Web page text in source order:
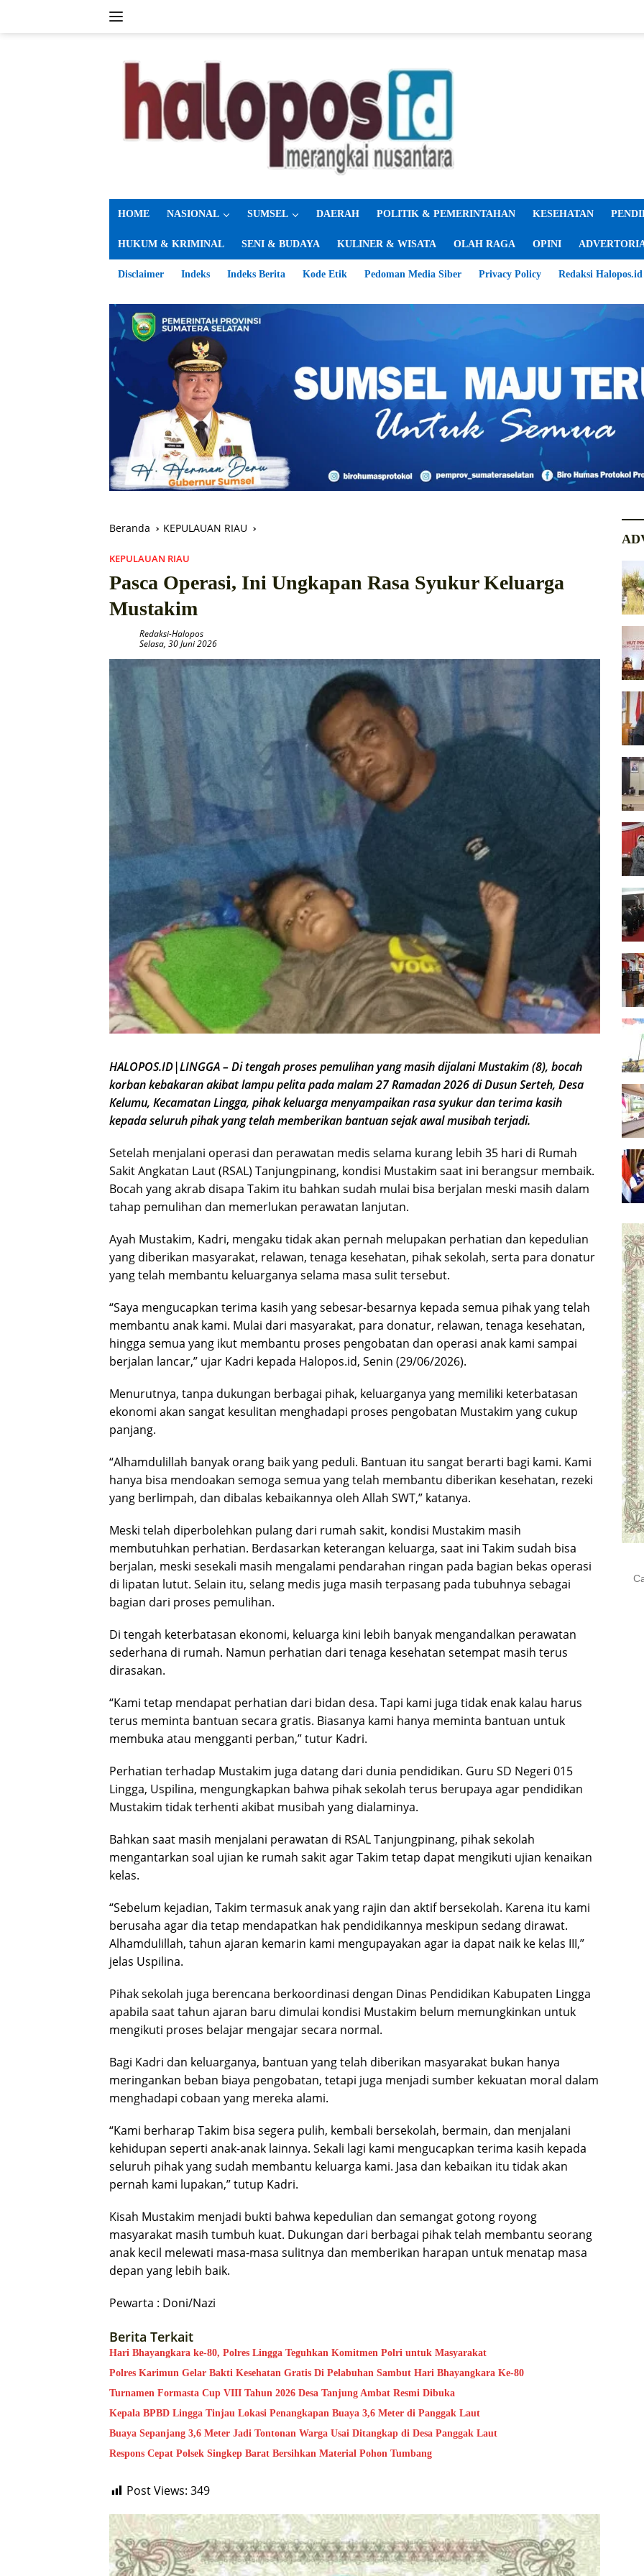
HOME NASIONAL SUMSEL DAERAH POLITIK & PEMERINTAHAN KESEHATAN
HUKUM & KRIMINAL SENI & BUDAYA KULINER & WISATA OLAH RAGA OPINI
Disclaimer Indeks Indeks Berita Kode Etik Pedoman Media Siber Privacy Policy Redaksi Halopos.id
Beranda KEPULAUAN RIAU
KEPULAUAN RIAU
Pasca Operasi, Ini Ungkapan Rasa Syukur Keluarga
Mustakim
Redaksi-Halopos
Selasa, 30 Juni 2026
HALOPOS.ID|LINGGA – Di tengah proses pemulihan yang masih dijalani Mustakim (8), bocah
korban kebakaran akibat lampu pelita pada malam 27 Ramadan 2026 di Dusun Serteh, Desa
Kelumu, Kecamatan Lingga, pihak keluarga menyampaikan rasa syukur dan terima kasih
kepada seluruh pihak yang telah memberikan bantuan sejak awal musibah terjadi.
Setelah menjalani operasi dan perawatan medis selama kurang lebih 35 hari di Rumah
Sakit Angkatan Laut (RSAL) Tanjungpinang, kondisi Mustakim saat ini berangsur membaik.
Bocah yang akrab disapa Takim itu bahkan sudah mulai bisa berjalan meski masih dalam
tahap pemulihan dan memerlukan perawatan lanjutan.
Ayah Mustakim, Kadri, mengaku tidak akan pernah melupakan perhatian dan kepedulian
yang diberikan masyarakat, relawan, tenaga kesehatan, pihak sekolah, serta para donatur
yang telah membantu keluarganya selama masa sulit tersebut.
“Saya mengucapkan terima kasih yang sebesar-besarnya kepada semua pihak yang telah
membantu anak kami. Mulai dari masyarakat, para donatur, relawan, tenaga kesehatan,
hingga semua yang ikut membantu proses pengobatan dan operasi anak kami sampai
berjalan lancar,” ujar Kadri kepada Halopos.id, Senin (29/06/2026).
Menurutnya, tanpa dukungan berbagai pihak, keluarganya yang memiliki keterbatasan
ekonomi akan sangat kesulitan menghadapi proses pengobatan Mustakim yang cukup
panjang.
“Alhamdulillah banyak orang baik yang peduli. Bantuan itu sangat berarti bagi kami. Kami
hanya bisa mendoakan semoga semua yang telah membantu diberikan kesehatan, rezeki
yang berlimpah, dan dibalas kebaikannya oleh Allah SWT,” katanya.
Meski telah diperbolehkan pulang dari rumah sakit, kondisi Mustakim masih
membutuhkan perhatian. Berdasarkan keterangan keluarga, saat ini Takim sudah bisa
berjalan, meski sesekali masih mengalami pendarahan ringan pada bagian bekas operasi
di lipatan lutut. Selain itu, selang medis juga masih terpasang pada tubuhnya sebagai
bagian dari proses pemulihan.
Di tengah keterbatasan ekonomi, keluarga kini lebih banyak mengandalkan perawatan
sederhana di rumah. Namun perhatian dari tenaga kesehatan setempat masih terus
dirasakan.
“Kami tetap mendapat perhatian dari bidan desa. Tapi kami juga tidak enak kalau harus
terus meminta bantuan secara gratis. Biasanya kami hanya meminta bantuan untuk
membuka atau mengganti perban,” tutur Kadri.
Perhatian terhadap Mustakim juga datang dari dunia pendidikan. Guru SD Negeri 015
Lingga, Uspilina, mengungkapkan bahwa pihak sekolah terus berupaya agar pendidikan
Mustakim tidak terhenti akibat musibah yang dialaminya.
Bahkan saat masih menjalani perawatan di RSAL Tanjungpinang, pihak sekolah
mengantarkan soal ujian ke rumah sakit agar Takim tetap dapat mengikuti ujian kenaikan
kelas.
“Sebelum kejadian, Takim termasuk anak yang rajin dan aktif bersekolah. Karena itu kami
berusaha agar dia tetap mendapatkan hak pendidikannya meskipun sedang dirawat.
Alhamdulillah, tahun ajaran kemarin kami mengupayakan agar ia dapat naik ke kelas III,”
jelas Uspilina.
Pihak sekolah juga berencana berkoordinasi dengan Dinas Pendidikan Kabupaten Lingga
apabila saat tahun ajaran baru dimulai kondisi Mustakim belum memungkinkan untuk
mengikuti proses belajar mengajar secara normal.
Bagi Kadri dan keluarganya, bantuan yang telah diberikan masyarakat bukan hanya
meringankan beban biaya pengobatan, tetapi juga menjadi sumber kekuatan moral dalam
menghadapi cobaan yang mereka alami.
“Kami berharap Takim bisa segera pulih, kembali bersekolah, bermain, dan menjalani
kehidupan seperti anak-anak lainnya. Sekali lagi kami mengucapkan terima kasih kepada
seluruh pihak yang sudah membantu keluarga kami. Jasa dan kebaikan itu tidak akan
pernah kami lupakan,” tutup Kadri.
Kisah Mustakim menjadi bukti bahwa kepedulian dan semangat gotong royong
masyarakat masih tumbuh kuat. Dukungan dari berbagai pihak telah membantu seorang
anak kecil melewati masa-masa sulitnya dan memberikan harapan untuk menatap masa
depan yang lebih baik.
Pewarta : Doni/Nazi
Berita Terkait
Hari Bhayangkara ke-80, Polres Lingga Teguhkan Komitmen Polri untuk Masyarakat
Polres Karimun Gelar Bakti Kesehatan Gratis Di Pelabuhan Sambut Hari Bhayangkara Ke-80
Turnamen Formasta Cup VIII Tahun 2026 Desa Tanjung Ambat Resmi Dibuka
Kepala BPBD Lingga Tinjau Lokasi Penangkapan Buaya 3,6 Meter di Panggak Laut
Buaya Sepanjang 3,6 Meter Jadi Tontonan Warga Usai Ditangkap di Desa Panggak Laut
Respons Cepat Polsek Singkep Barat Bersihkan Material Pohon Tumbang
Post Views: 349